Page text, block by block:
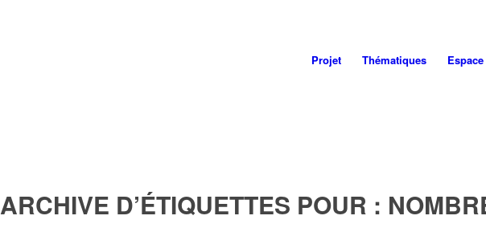
Projet Thématiques
ARCHIVE D’ÉTIQUETTES POUR :